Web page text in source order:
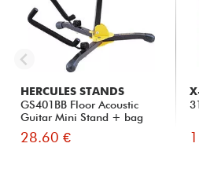
HERCULES STANDS
GS401BB Floor Acoustic
Guitar Mini Stand + bag
28.60 €